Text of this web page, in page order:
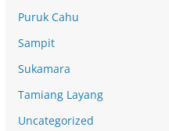
Puruk Cahu
Sampit
Sukamara
Tamiang Layang
Uncategorized